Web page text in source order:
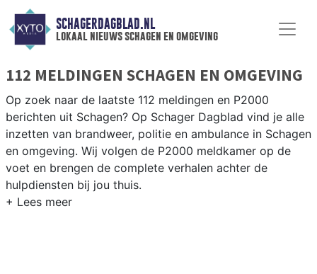
SCHAGERDAGBLAD.NL
lokaal nieuws schagen en omgeving
112 MELDINGEN SCHAGEN EN OMGEVING
Op zoek naar de laatste 112 meldingen en P2000
berichten uit Schagen? Op Schager Dagblad vind je alle
inzetten van brandweer, politie en ambulance in Schagen
en omgeving. Wij volgen de P2000 meldkamer op de
voet en brengen de complete verhalen achter de
hulpdiensten bij jou thuis.